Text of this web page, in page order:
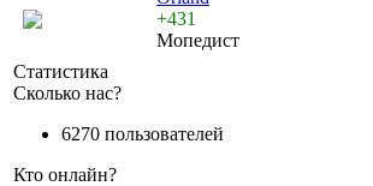
+431
Мопедист
Статистика
Сколько нас?
6270 пользователей
Кто онлайн?